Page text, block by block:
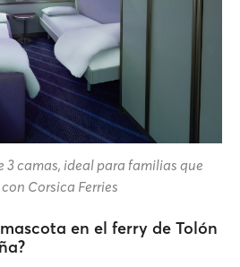
3 camas, ideal para familias que
Corsica Ferries
en el ferry de Tolón